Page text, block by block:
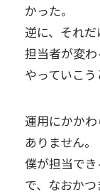
かった。
逆に、それだ
担当者が変
やっていこう
運用にかか
ありません。
僕が担当で
で、なおか